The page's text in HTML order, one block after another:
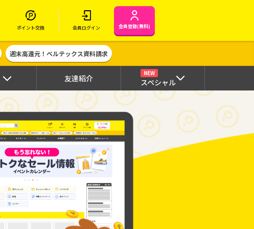
ポイント交換 会員ログイン 会員登録(無料)
週末高還元！ベルテックス資料請求
友達紹介
NEW
スペシャル